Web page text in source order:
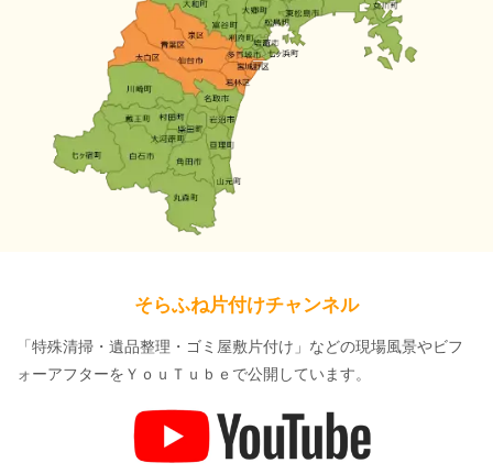
そらふね片付けチャンネル
「特殊清掃・遺品整理・ゴミ屋敷片付け」などの現場風景やビフ
ォーアフターをＹｏｕＴｕｂｅで公開しています。